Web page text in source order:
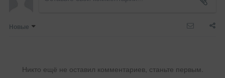
Новые
Никто ещё не оставил комментариев, станьте первым.